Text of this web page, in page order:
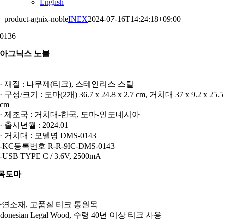
English
product-agnix-nobleINEX2024-07-16T14:24:18+09:00
0136
아그닉스 노블
· 재질 : 나무제(티크), 스테인리스 스틸
· 구성/크기 : 도마(2개) 36.7 x 24.8 x 2.7 cm, 거치대 37 x 9.2 x 25.5
cm
· 제조국 : 거치대-한국, 도마-인도네시아
· 출시년월 : 2024.01
· 거치대 : 모델명 DMS-0143
-KC등록번호 R-R-9IC-DMS-0143
-USB TYPE C / 3.6V, 2500mA
도마
연소재, 고품질 티크 통원목
Legal Wood, 수령 40년 이상 티크 사용